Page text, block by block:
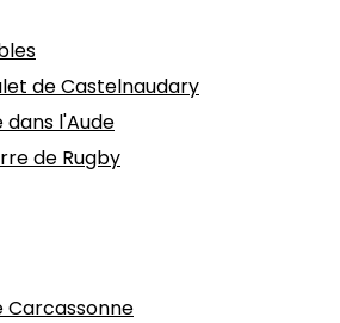
de Castelnaudary
dans l'Aude
de Rugby
Carcassonne